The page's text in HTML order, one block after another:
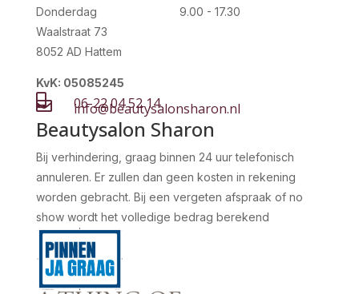
Donderdag
9.00 - 17.30
Waalstraat 73
8052 AD Hattem
KvK: 05085245
 06-22 04 52 14
 info@beautysalonsharon.nl
Beautysalon Sharon
Bij verhindering, graag binnen 24 uur telefonisch
annuleren. Er zullen dan geen kosten in rekening
worden gebracht. Bij een vergeten afspraak of no
show wordt het volledige bedrag berekend